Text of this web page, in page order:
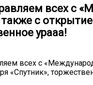
всех с
также с
урааа!
всех с
«Спутник»,